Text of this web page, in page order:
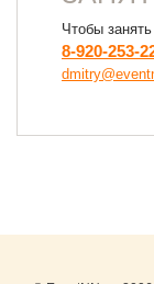
Чтобы
8-920-253-